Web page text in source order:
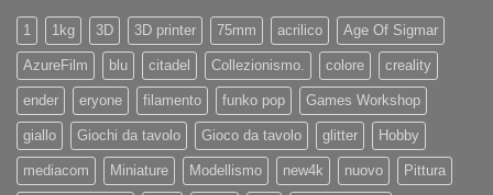
1 1kg 3D 3D printer 75mm acrilico Age Of Sigmar
AzureFilm blu citadel Collezionismo. colore creality
ender eryone filamento funko pop Games Workshop
giallo Giochi da tavolo Gioco da tavolo glitter Hobby
mediacom Miniature Modellismo new4k nuovo Pittura